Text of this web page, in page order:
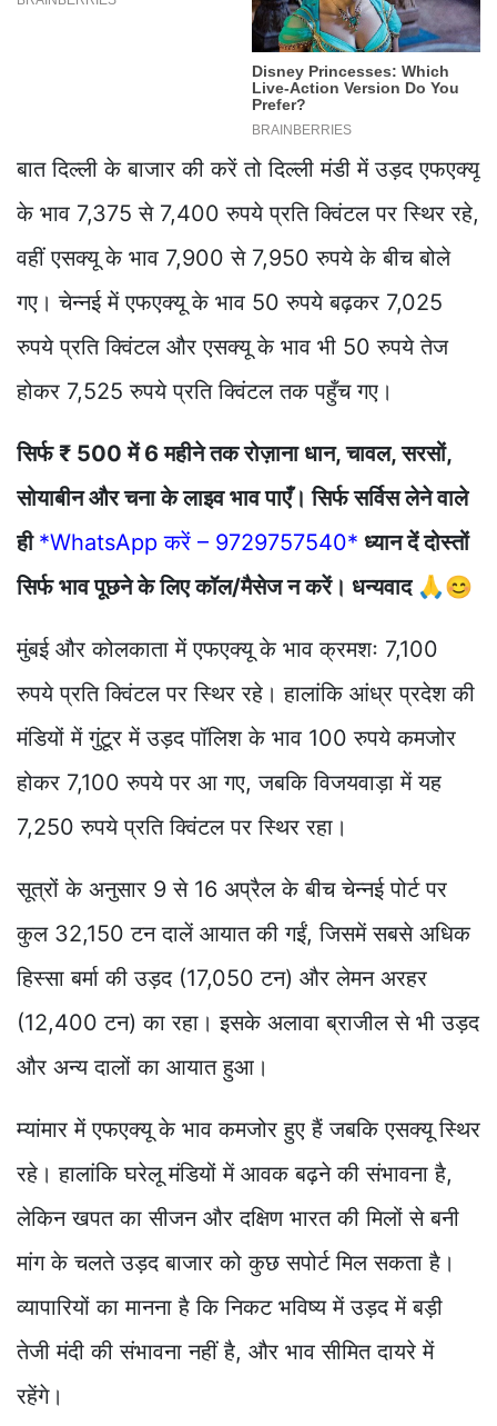
बात दिल्ली के बाजार की करें तो दिल्ली मंडी में उड़द एफएक्यू
के भाव 7,375 से 7,400 रुपये प्रति क्विंटल पर स्थिर रहे,
वहीं एसक्यू के भाव 7,900 से 7,950 रुपये के बीच बोले
गए। चेन्नई में एफएक्यू के भाव 50 रुपये बढ़कर 7,025
रुपये प्रति क्विंटल और एसक्यू के भाव भी 50 रुपये तेज
होकर 7,525 रुपये प्रति क्विंटल तक पहुँच गए।
सिर्फ ₹ 500 में 6 महीने तक रोज़ाना धान, चावल, सरसों,
सोयाबीन और चना के लाइव भाव पाएँ। सिर्फ सर्विस लेने वाले
ही *WhatsApp करें – 9729757540* ध्यान दें दोस्तों
सिर्फ भाव पूछने के लिए कॉल/मैसेज न करें। धन्यवाद 🙏😊
मुंबई और कोलकाता में एफएक्यू के भाव क्रमशः 7,100
रुपये प्रति क्विंटल पर स्थिर रहे। हालांकि आंध्र प्रदेश की
मंडियों में गुंटूर में उड़द पॉलिश के भाव 100 रुपये कमजोर
होकर 7,100 रुपये पर आ गए, जबकि विजयवाड़ा में यह
7,250 रुपये प्रति क्विंटल पर स्थिर रहा।
सूत्रों के अनुसार 9 से 16 अप्रैल के बीच चेन्नई पोर्ट पर
कुल 32,150 टन दालें आयात की गईं, जिसमें सबसे अधिक
हिस्सा बर्मा की उड़द (17,050 टन) और लेमन अरहर
(12,400 टन) का रहा। इसके अलावा ब्राजील से भी उड़द
और अन्य दालों का आयात हुआ।
म्यांमार में एफएक्यू के भाव कमजोर हुए हैं जबकि एसक्यू स्थिर
रहे। हालांकि घरेलू मंडियों में आवक बढ़ने की संभावना है,
लेकिन खपत का सीजन और दक्षिण भारत की मिलों से बनी
मांग के चलते उड़द बाजार को कुछ सपोर्ट मिल सकता है।
व्यापारियों का मानना है कि निकट भविष्य में उड़द में बड़ी
तेजी मंदी की संभावना नहीं है, और भाव सीमित दायरे में
रहेंगे।